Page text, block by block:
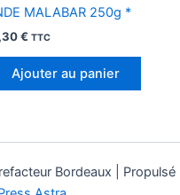
MALABAR 250g *
€ TTC
Ajouter au panier
Bordeaux | Propulsé